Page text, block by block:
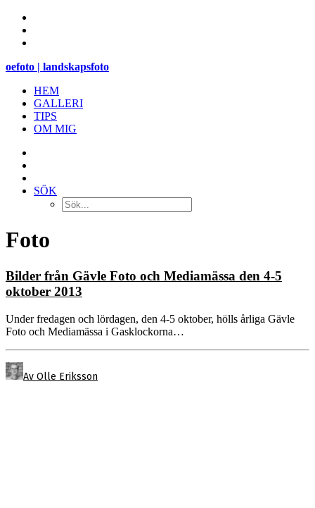
oefoto | landskapsfoto
HEM
GALLERI
TIPS
OM MIG
SÖK
Foto
Bilder från Gävle Foto och Mediamässa den 4-5
oktober 2013
Under fredagen och lördagen, den 4-5 oktober, hölls årliga Gävle
Foto och Mediamässa i Gasklockorna…
Av Olle Eriksson